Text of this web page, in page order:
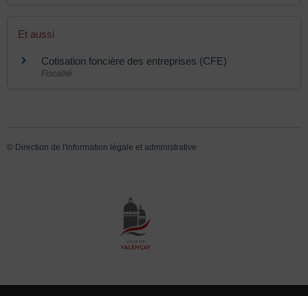
Et aussi
Cotisation foncière des entreprises (CFE)
Fiscalité
© Direction de l'information légale et administrative